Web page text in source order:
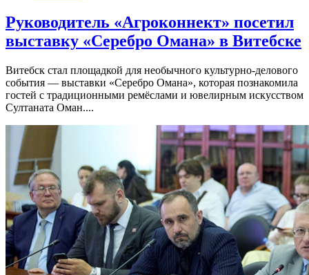
Руководитель «Агроконнект» посетил
выставку «Серебро Омана» в Витебске
Витебск стал площадкой для необычного культурно-делового
события — выставки «Серебро Омана», которая познакомила
гостей с традиционными ремёслами и ювелирным искусством
Султаната Оман....